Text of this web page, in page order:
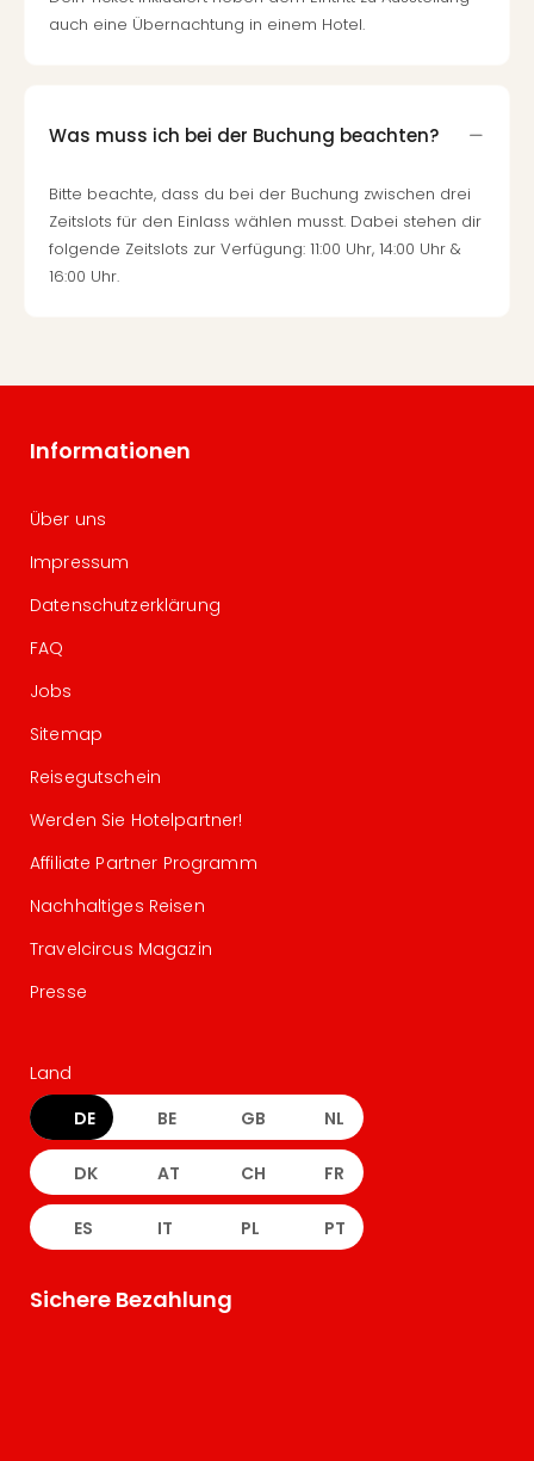
auch eine Übernachtung in einem Hotel.
Was muss ich bei der Buchung beachten?
Bitte beachte, dass du bei der Buchung zwischen drei
Zeitslots für den Einlass wählen musst. Dabei stehen dir
folgende Zeitslots zur Verfügung: 11:00 Uhr, 14:00 Uhr &
16:00 Uhr.
Informationen
Über uns
Impressum
Datenschutzerklärung
FAQ
Jobs
Sitemap
Reisegutschein
Werden Sie Hotelpartner!
Affiliate Partner Programm
Nachhaltiges Reisen
Travelcircus Magazin
Presse
Land
DE BE GB NL
DK AT CH FR
ES IT PL PT
Sichere Bezahlung